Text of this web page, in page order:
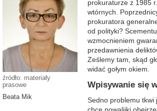
źródło: materiały
prasowe
Beata Mik
prokuraturze z 1985
wtórnych.
prokuratora
od polityki?
wzmocnieniem
przedawnienia
Ześlemy tam, skąd
widać gołym okiem.
Wpisywanie się
Sedno problemu tkwi